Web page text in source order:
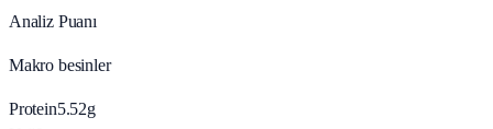
Analiz Puanı
Makro besinler
Protein5.52g